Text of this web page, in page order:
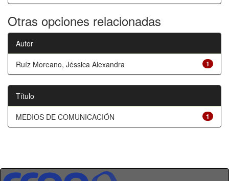
Otras opciones relacionadas
Autor
1
Ruíz Moreano, Jéssica Alexandra
Título
1
MEDIOS DE COMUNICACIÓN